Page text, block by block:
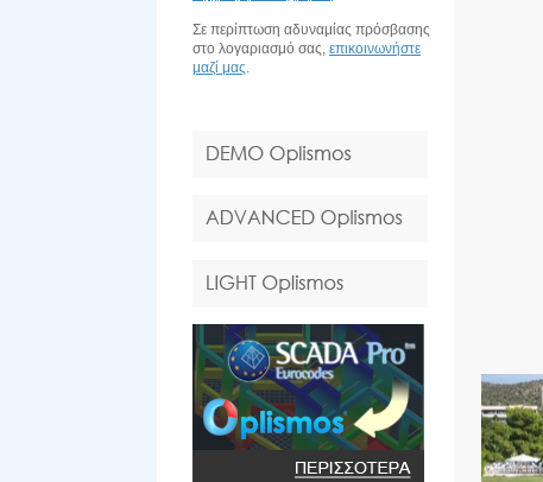
Σε περίπτωση αδυναμίας πρόσβασης
στο λογαριασμό σας, επικοινωνήστε
μαζί μας.